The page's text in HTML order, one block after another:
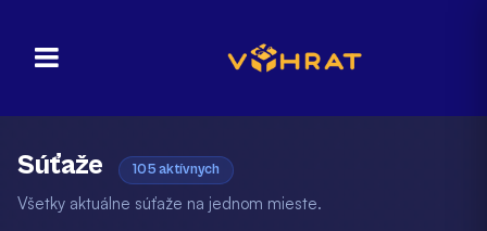
Súťaže 105 aktívnych
Všetky aktuálne súťaže na jednom mieste.